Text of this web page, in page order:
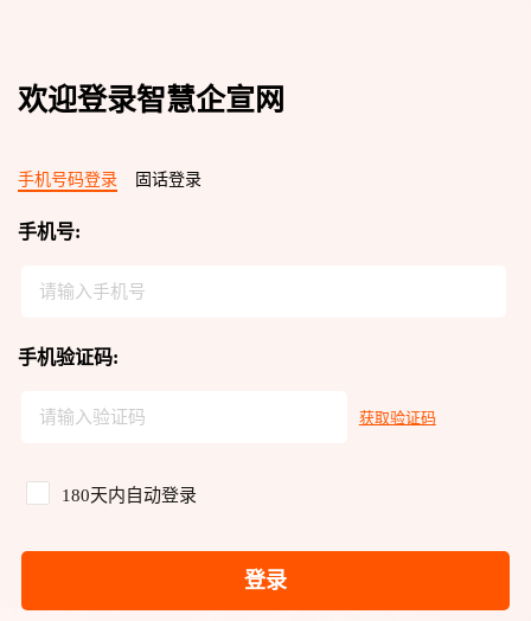
欢迎登录智慧企宣网
手机号码登录 固话登录
手机号:
请输入手机号
手机验证码:
请输入验证码 获取验证码
180天内自动登录
登录